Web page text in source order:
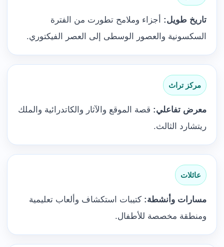
تاريخ طويل: أجزاء وملامح تطورت من الفترة
السكسونية والعصور الوسطى إلى العصر الفيكتوري.
مركز تراث
معرض تفاعلي: قصة الموقع والآثار والكاتدرائية والملك
ريتشارد الثالث.
عائلات
مسارات وأنشطة: كتيبات استكشاف وألعاب تعليمية
ومنطقة مخصصة للأطفال.